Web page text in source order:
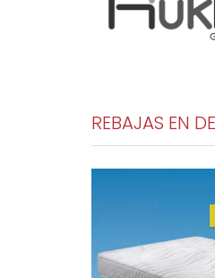
REBAJAS EN